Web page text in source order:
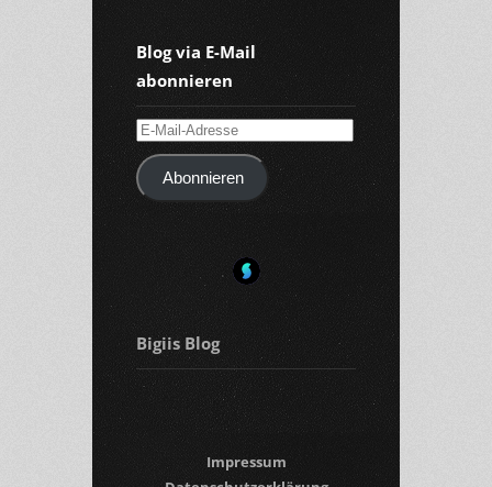
Blog via E-Mail
abonnieren
E-
Mail-
AdresseAbonnieren
Bigiis Blog
Impressum